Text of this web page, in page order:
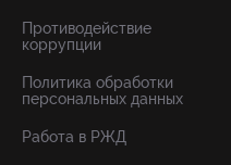
Противодействие
коррупции
Политика обработки
персональных данных
Работа в РЖД